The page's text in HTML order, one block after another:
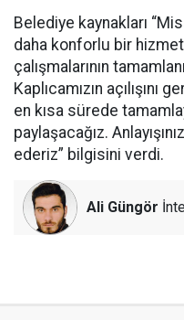
Belediye kaynakları
daha konforlu bir
çalışmalarının
Kaplıcamızın açılışını
en kısa sürede
paylaşacağız.
ederiz” bilgisini verdi.
Ali Güngör